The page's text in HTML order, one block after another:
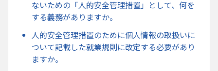
ないための「人的安全管理措置」として、何を
する義務がありますか。
人的安全管理措置のために個人情報の取扱いに
ついて記載した就業規則に改定する必要があり
ますか。